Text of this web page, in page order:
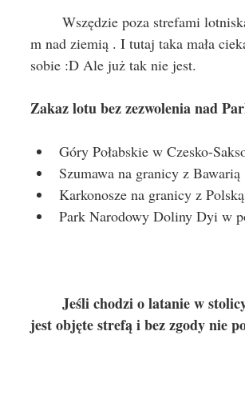
m nad ziemią . I tutaj taka mała
sobie :D Ale już tak nie jest.
Zakaz lotu bez zezwolenia nad
Góry Połabskie w Czesko-
Szumawa na granicy z Bawarią
Karkonosze na granicy z Polską
Park Narodowy Doliny Dyi w
Jeśli chodzi o latanie w
jest objęte strefą i bez zgody nie